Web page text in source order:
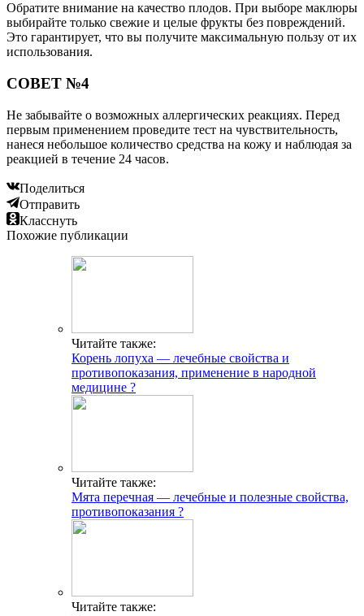
Обратите внимание на качество плодов. При выборе маклюры
выбирайте только свежие и целые фрукты без повреждений.
Это гарантирует, что вы получите максимальную пользу от их
использования.
СОВЕТ №4
Не забывайте о возможных аллергических реакциях. Перед
первым применением проведите тест на чувствительность,
нанеся небольшое количество средства на кожу и наблюдая за
реакцией в течение 24 часов.
Поделиться
Отправить
Класснуть
Похожие публикации
Читайте также:
Корень лопуха — лечебные свойства и
противопоказания, применение в народной
медицине ?
Читайте также:
Мята перечная — лечебные и полезные свойства,
противопоказания ?
Читайте также: